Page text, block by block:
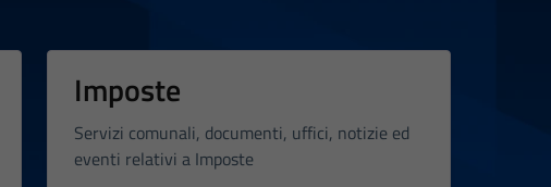
Imposte
Servizi comunali, documenti, uffici, notizie ed
eventi relativi a Imposte